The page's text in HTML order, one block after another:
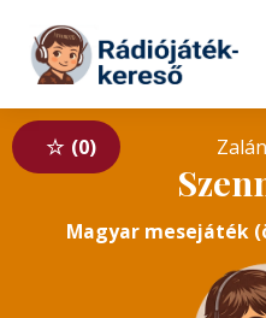
Tovább a tartalomhoz
0
Magyar mesejáték